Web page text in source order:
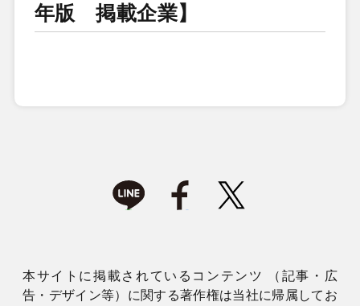
年版 掲載企業】
本サイトに掲載されているコンテンツ （記事・広
告・デザイン等）に関する著作権は当社に帰属してお